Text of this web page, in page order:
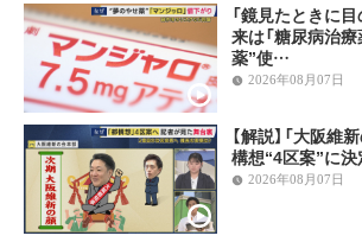
「鏡見たときに
来は「糖尿病治
薬”使…
2026年08月07日
【解説】「大阪維
構想“4区案”に
2026年08月07日